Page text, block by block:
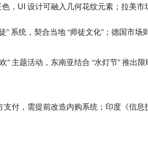
，UI 设计可融入几何花纹元素；拉美
系统，契合当地 “师徒文化”；德国市场
” 主题活动，东南亚结合 “水灯节” 推
付，需提前改造内购系统；印度《信